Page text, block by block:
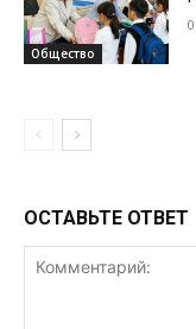
Общество
ОСТАВЬТЕ ОТВЕТ